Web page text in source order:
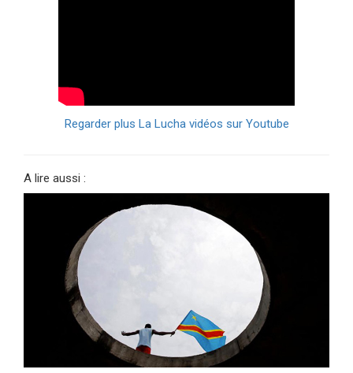
Regarder plus La Lucha vidéos sur Youtube
A lire aussi :